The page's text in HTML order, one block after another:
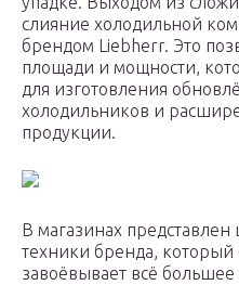
слияние холодильной
брендом Liebherr. Это
площади и мощности,
для изготовления
холодильников и
продукции.
В магазинах
техники бренда,
завоёвывает всё